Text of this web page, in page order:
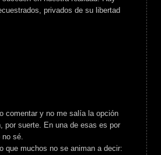
privados de su libertad
comentar y no me salía la opción
por suerte. En una de esas es por
no sé.
que muchos no se animan a decir: